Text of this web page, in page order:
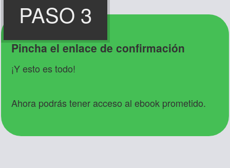
PASO 3
Pincha el enlace de confirmación
¡Y esto es todo!
Ahora podrás tener acceso al ebook prometido.